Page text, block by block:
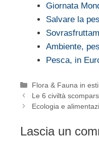
Giornata
Salvare la
Ambiente,
Pesca, in
Categorie
Flora & Fauna in
Le 6 civiltà
Ecologia e
Lascia un